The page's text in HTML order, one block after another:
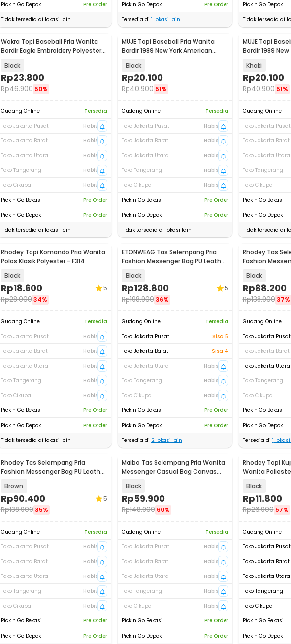
Pick n Go Depok
Pre Order
Tidak tersedia di lokasi lain
Pick n Go Depok
Pre Order
Tersedia di 1 lokasi lain
Pick n Go Depok
Tidak tersedia di
Wokra Topi Baseball Pria Wanita
Bordir Eagle Embroidery Polyester
Black
Rp23.800
Rp46.900 50%
Gudang Online
Tersedia
Toko Jakarta Pusat
Habis
Toko Jakarta Barat
Habis
Toko Jakarta Utara
Habis
Toko Tangerang
Habis
Toko Cikupa
Habis
Pick n Go Bekasi
Pre Order
Pick n Go Depok
Pre Order
Tidak tersedia di lokasi lain
MUJE Topi Baseball Pria Wanita
Bordir 1989 New York American
Black
Rp20.100
Rp40.900 51%
Gudang Online
Tersedia
Toko Jakarta Pusat
Habis
Toko Jakarta Barat
Habis
Toko Jakarta Utara
Habis
Toko Tangerang
Habis
Toko Cikupa
Habis
Pick n Go Bekasi
Pre Order
Pick n Go Depok
Pre Order
Tidak tersedia di lokasi lain
MUJE Topi
Bordir 1989
Khaki
Rp20.100
Rp40.900 51%
Gudang Online
Toko Jakarta Pusat
Toko Jakarta Barat
Toko Jakarta Utara
Toko Tangerang
Toko Cikupa
Pick n Go Bekasi
Pick n Go Depok
Tidak tersedia di
Rhodey Topi Komando Pria Wanita
Polos Klasik Polyester - F314
Black
Rp18.600
Rp28.000 34%
5
Gudang Online
Tersedia
Toko Jakarta Pusat
Habis
Toko Jakarta Barat
Habis
Toko Jakarta Utara
Habis
Toko Tangerang
Habis
Toko Cikupa
Habis
Pick n Go Bekasi
Pre Order
Pick n Go Depok
Pre Order
Tidak tersedia di lokasi lain
ETONWEAG Tas Selempang Pria
Fashion Messenger Bag PU Leather
Black
Rp128.800
Rp198.90036%
5
Gudang Online
Tersedia
Toko Jakarta Pusat
Sisa 5
Toko Jakarta Barat
Sisa 4
Toko Jakarta Utara
Habis
Toko Tangerang
Habis
Toko Cikupa
Habis
Pick n Go Bekasi
Pre Order
Pick n Go Depok
Pre Order
Tersedia di 2 lokasi lain
Rhodey Tas
Fashion
Black
Rp88.200
Rp138.900 37%
Gudang Online
Toko Jakarta Pusat
Toko Jakarta Barat
Toko Jakarta Utara
Toko Tangerang
Toko Cikupa
Pick n Go Bekasi
Pick n Go Depok
Tersedia di 1
Rhodey Tas Selempang Pria
Fashion Messenger Bag PU Leather
Brown
Rp90.400
Rp138.900 35%
5
Gudang Online
Tersedia
Toko Jakarta Pusat
Habis
Toko Jakarta Barat
Habis
Toko Jakarta Utara
Habis
Toko Tangerang
Habis
Toko Cikupa
Habis
Pick n Go Bekasi
Pre Order
Pick n Go Depok
Pre Order
Maibo Tas Selempang Pria Wanita
Messenger Casual Bag Canvas
Black
Rp59.900
Rp148.900 60%
Gudang Online
Tersedia
Toko Jakarta Pusat
Habis
Toko Jakarta Barat
Habis
Toko Jakarta Utara
Habis
Toko Tangerang
Habis
Toko Cikupa
Habis
Pick n Go Bekasi
Pre Order
Pick n Go Depok
Pre Order
Rhodey Topi
Wanita
Black
Rp11.800
Rp26.900 57%
Gudang Online
Toko Jakarta Pusat
Toko Jakarta Barat
Toko Jakarta Utara
Toko Tangerang
Toko Cikupa
Pick n Go Bekasi
Pick n Go Depok